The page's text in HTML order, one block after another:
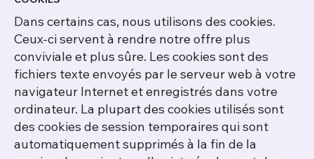
Dans certains cas, nous utilisons des cookies.
Ceux-ci servent à rendre notre offre plus
conviviale et plus sûre. Les cookies sont des
fichiers texte envoyés par le serveur web à votre
navigateur Internet et enregistrés dans votre
ordinateur. La plupart des cookies utilisés sont
des cookies de session temporaires qui sont
automatiquement supprimés à la fin de la